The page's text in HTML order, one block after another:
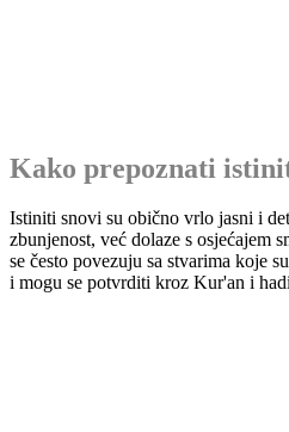
Kako prepoznati
Istiniti snovi su obično vrlo jasni i
zbunjenost, već dolaze s osjećajem
se često povezuju sa stvarima koje
i mogu se potvrditi kroz Kur'an i